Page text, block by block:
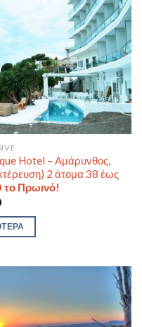
Hotel – Αμάρυνθος,
2 άτομα 38 έως
Πρωινό!